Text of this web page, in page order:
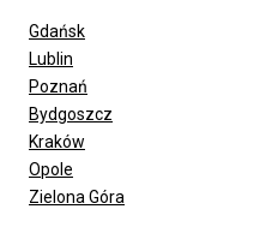
Gdańsk
Lublin
Poznań
Bydgoszcz
Kraków
Opole
Zielona Góra